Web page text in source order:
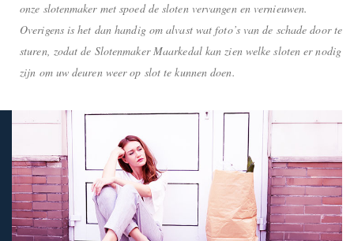
onze slotenmaker met spoed de sloten vervangen en vernieuwen.
Overigens is het dan handig om alvast wat foto’s van de schade door te
sturen, zodat de Slotenmaker Maarkedal kan zien welke sloten er nodig
zijn om uw deuren weer op slot te kunnen doen.